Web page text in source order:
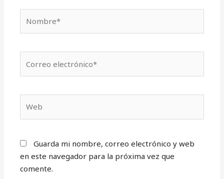
electrónico*
Guarda mi nombre, correo electrónico y web
en este navegador para la próxima vez que
comente.